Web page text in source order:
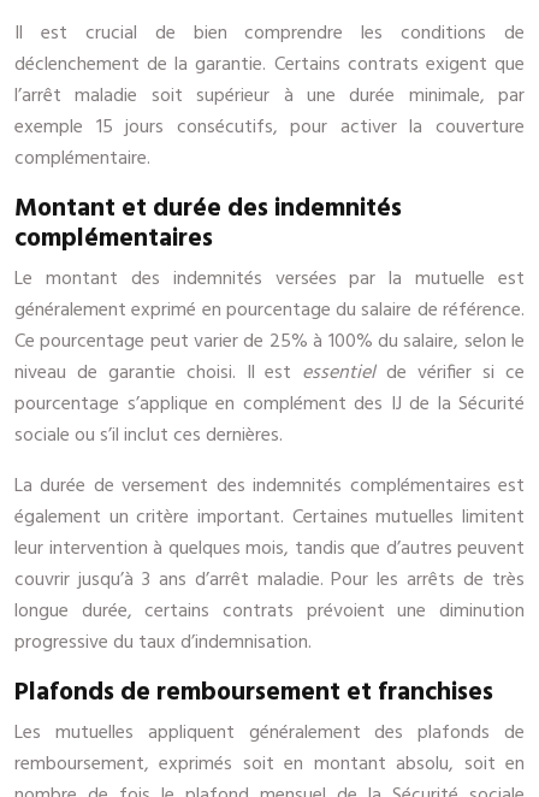
Il est crucial de bien comprendre les conditions de
déclenchement de la garantie. Certains contrats exigent que
l’arrêt maladie soit supérieur à une durée minimale, par
exemple 15 jours consécutifs, pour activer la couverture
complémentaire.
Montant et durée des indemnités
complémentaires
Le montant des indemnités versées par la mutuelle est
généralement exprimé en pourcentage du salaire de référence.
Ce pourcentage peut varier de 25% à 100% du salaire, selon le
niveau de garantie choisi. Il est essentielde vérifier si ce
pourcentage s’applique en complément des IJ de la Sécurité
sociale ou s’il inclut ces dernières.
La durée de versement des indemnités complémentaires est
également un critère important. Certaines mutuelles limitent
leur intervention à quelques mois, tandis que d’autres peuvent
couvrir jusqu’à 3 ans d’arrêt maladie. Pour les arrêts de très
longue durée, certains contrats prévoient une diminution
progressive du taux d’indemnisation.
Plafonds de remboursement et franchises
Les mutuelles appliquent généralement des plafonds de
remboursement, exprimés soit en montant absolu, soit en